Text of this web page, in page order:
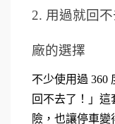
2. 用過就回
廠的選擇
不少使用過 360
回不去了！」
險，也讓停車變